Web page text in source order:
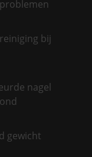
bij
nagel
gewicht